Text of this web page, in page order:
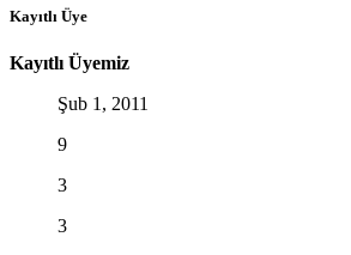
Kayıtlı Üye
Kayıtlı Üyemiz
Şub 1, 2011
9
3
3